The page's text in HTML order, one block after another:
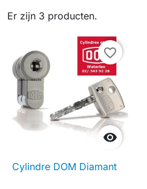
Er zijn 3 producten.

favorite_border
Cylindre DOM Diamant